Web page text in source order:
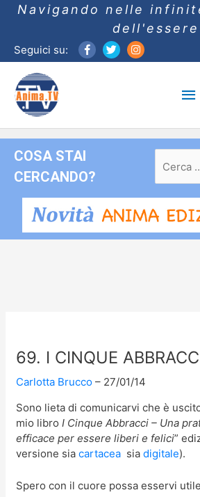
Navigando nelle
dell'essere
Seguici su:
COSA STAI
CERCANDO?
per:
69. I CINQUE
Carlotta Brucco
27/01/14
Sono lieta di comunicarvi che è
mio libroI Cinque Abbracci – Una
efficace per essere liberi e felici”
versione siacartacea siadigitale).
Spero con il cuore possa esservi